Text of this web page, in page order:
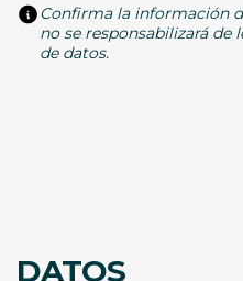
Confirma la información
no se responsabilizará de
de datos.
DATOS